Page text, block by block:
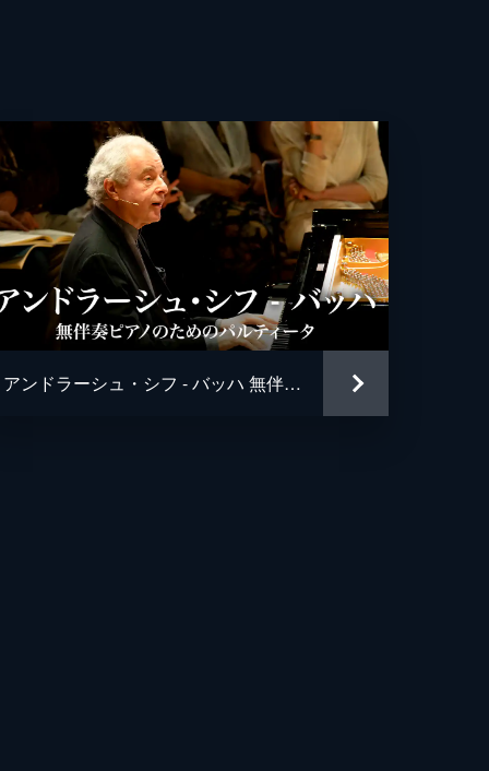
アンドラーシュ・シフ - バッハ 無伴奏ピアノのためのパルティータ